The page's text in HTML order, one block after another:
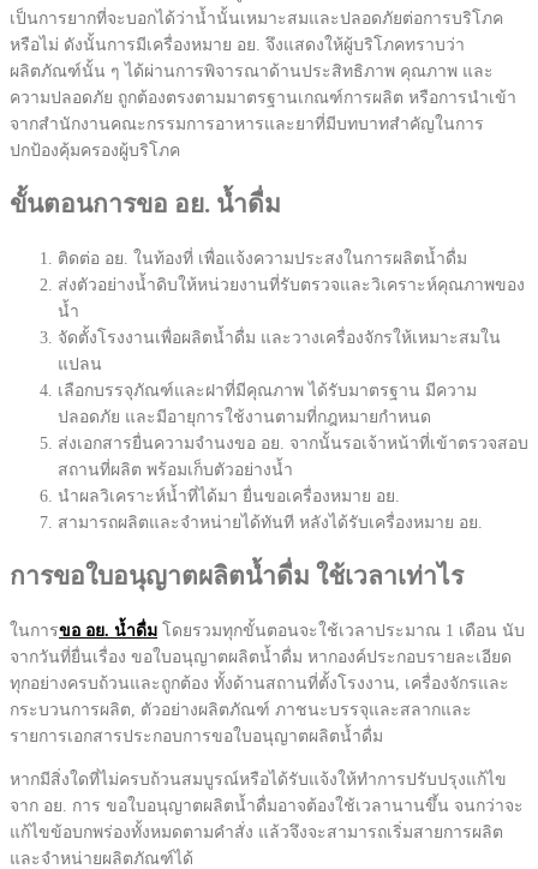
เป็นการยากที่จะบอกได้ว่าน้ำนั้นเหมาะสมและปลอดภัยต่อการบริโภค
หรือไม่ ดังนั้นการมีเครื่องหมาย อย. จึงแสดงให้ผู้บริโภคทราบว่า
ผลิตภัณฑ์นั้น ๆ ได้ผ่านการพิจารณาด้านประสิทธิภาพ คุณภาพ และ
ความปลอดภัย ถูกต้องตรงตามมาตรฐานเกณฑ์การผลิต หรือการนำเข้า
จากสำนักงานคณะกรรมการอาหารและยาที่มีบทบาทสำคัญในการ
ปกป้องคุ้มครองผู้บริโภค
ขั้นตอนการขอ อย. น้ำดื่ม
ติดต่อ อย. ในท้องที่ เพื่อแจ้งความประสงในการผลิตน้ำดื่ม
ส่งตัวอย่างน้ำดิบให้หน่วยงานที่รับตรวจและวิเคราะห์คุณภาพของ
น้ำ
จัดตั้งโรงงานเพื่อผลิตน้ำดื่ม และวางเครื่องจักรให้เหมาะสมใน
แปลน
เลือกบรรจุภัณฑ์และฝาที่มีคุณภาพ ได้รับมาตรฐาน มีความ
ปลอดภัย และมีอายุการใช้งานตามที่กฎหมายกำหนด
ส่งเอกสารยื่นความจำนงขอ อย.
จากนั้นรอเจ้าหน้าที่เข้าตรวจสอบ
สถานที่ผลิต พร้อมเก็บตัวอย่างน้ำ
นำผลวิเคราะห์น้ำที่ได้มา ยื่นขอเครื่องหมาย อย.
สามารถผลิตและจำหน่ายได้ทันที หลังได้รับเครื่องหมาย อย.
การขอใบอนุญาตผลิตน้ำดื่ม ใช้เวลาเท่าไร
ในการขอ อย. น้ำดื่ม โดยรวมทุกขั้นตอนจะใช้เวลาประมาณ 1 เดือน นับ
จากวันที่ยื่นเรื่อง ขอใบอนุญาตผลิตน้ำดื่ม หากองค์ประกอบรายละเอียด
ทุกอย่างครบถ้วนและถูกต้อง ทั้งด้านสถานที่ตั้งโรงงาน, เครื่องจักรและ
กระบวนการผลิต, ตัวอย่างผลิตภัณฑ์ ภาชนะบรรจุและสลากและ
รายการเอกสารประกอบการขอใบอนุญาตผลิตน้ำดื่ม
หากมีสิ่งใดที่ไม่ครบถ้วนสมบูรณ์หรือได้รับแจ้งให้ทำการปรับปรุงแก้ไข
จาก อย. การ ขอใบอนุญาตผลิตน้ำดื่มอาจต้องใช้เวลานานขึ้น จนกว่าจะ
แก้ไขข้อบกพร่องทั้งหมดตามคำสั่ง แล้วจึงจะสามารถเริ่มสายการผลิต
และจำหน่ายผลิตภัณฑ์ได้